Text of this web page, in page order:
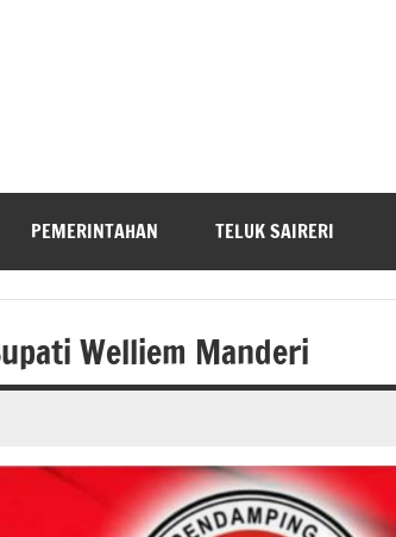
PEMERINTAHAN TELUK SAIRERI
Welliem Manderi